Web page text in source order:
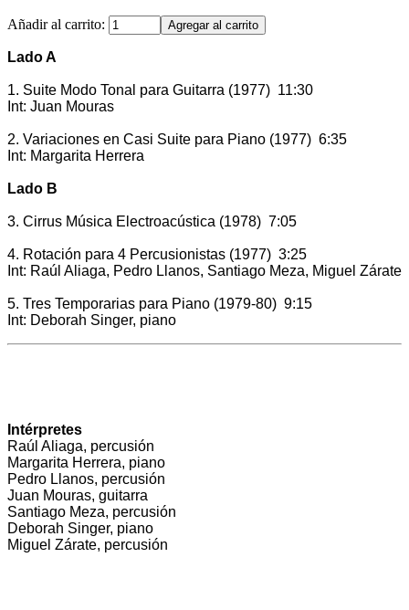
Añadir al carrito:
Lado A
1. Suite Modo Tonal para Guitarra (1977) 11:30
Int: Juan Mouras
2. Variaciones en Casi Suite para Piano (1977) 6:35
Int: Margarita Herrera
Lado B
3. Cirrus Música Electroacústica (1978) 7:05
4. Rotación para 4 Percusionistas (1977) 3:25
Int: Raúl Aliaga, Pedro Llanos, Santiago Meza, Miguel Zárate
5. Tres Temporarias para Piano (1979-80) 9:15
Int: Deborah Singer, piano
Intérpretes
Raúl Aliaga, percusión
Margarita Herrera, piano
Pedro Llanos, percusión
Juan Mouras, guitarra
Santiago Meza, percusión
Deborah Singer, piano
Miguel Zárate, percusión